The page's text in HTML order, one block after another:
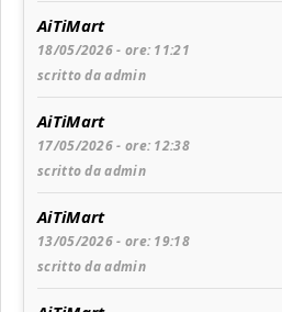
AiTiMart
18/05/2026 - ore: 11:21
scritto da admin
AiTiMart
17/05/2026 - ore: 12:38
scritto da admin
AiTiMart
13/05/2026 - ore: 19:18
scritto da admin